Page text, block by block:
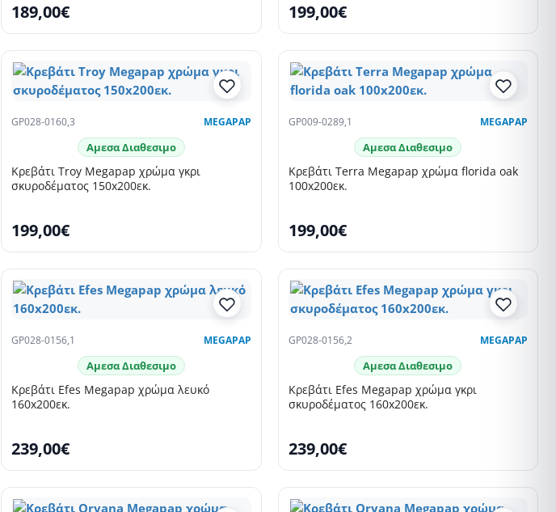
189,00€ 199,00€
GP028-0160,3 MEGAPAP
Αμεσα Διαθεσιμο
Κρεβάτι Troy Megapap χρώμα γκρι
σκυροδέματος 150x200εκ.
199,00€
GP009-0289,1 MEGAPAP
Αμεσα Διαθεσιμο
Κρεβάτι Terra Megapap χρώμα florida oak
100x200εκ.
199,00€
GP028-0156,1 MEGAPAP
Αμεσα Διαθεσιμο
Κρεβάτι Efes Megapap χρώμα λευκό
160x200εκ.
239,00€
GP028-0156,2 MEGAPAP
Αμεσα Διαθεσιμο
Κρεβάτι Efes Megapap χρώμα γκρι
σκυροδέματος 160x200εκ.
239,00€